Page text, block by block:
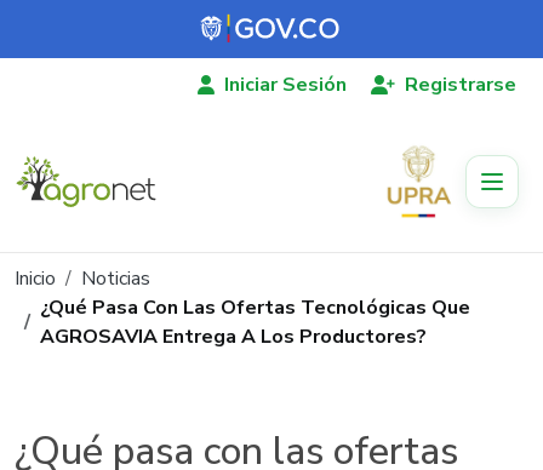
Pasar al contenido principal
Iniciar Sesión Registrarse
Ruta de navegación
Inicio
Noticias
¿Qué Pasa Con Las Ofertas Tecnológicas Que
AGROSAVIA Entrega A Los Productores?
¿Qué pasa con las ofertas